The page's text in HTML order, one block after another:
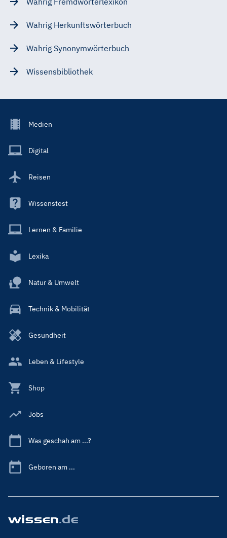
Wahrig Herkunftswörterbuch
Wahrig Synonymwörterbuch
Wissensbibliothek
Footer
Main
Medien
Digital
Reisen
Wissenstest
Lernen & Familie
Lexika
Natur & Umwelt
Technik & Mobilität
Gesundheit
Leben & Lifestyle
Shop
Jobs
Was geschah am ...?
Geboren am ...